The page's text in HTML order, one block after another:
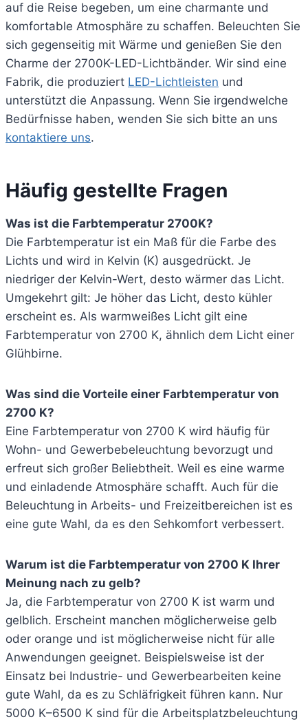
auf die Reise begeben, um eine charmante und
komfortable Atmosphäre zu schaffen. Beleuchten Sie
sich gegenseitig mit Wärme und genießen Sie den
Charme der 2700K-LED-Lichtbänder. Wir sind eine
Fabrik, die produziert LED-Lichtleisten und
unterstützt die Anpassung. Wenn Sie irgendwelche
Bedürfnisse haben, wenden Sie sich bitte an uns
kontaktiere uns.
Häufig gestellte Fragen
Was ist die Farbtemperatur 2700K?
Die Farbtemperatur ist ein Maß für die Farbe des
Lichts und wird in Kelvin (K) ausgedrückt. Je
niedriger der Kelvin-Wert, desto wärmer das Licht.
Umgekehrt gilt: Je höher das Licht, desto kühler
erscheint es. Als warmweißes Licht gilt eine
Farbtemperatur von 2700 K, ähnlich dem Licht einer
Glühbirne.
Was sind die Vorteile einer Farbtemperatur von
2700 K?
Eine Farbtemperatur von 2700 K wird häufig für
Wohn- und Gewerbebeleuchtung bevorzugt und
erfreut sich großer Beliebtheit. Weil es eine warme
und einladende Atmosphäre schafft. Auch für die
Beleuchtung in Arbeits- und Freizeitbereichen ist es
eine gute Wahl, da es den Sehkomfort verbessert.
Warum ist die Farbtemperatur von 2700 K Ihrer
Meinung nach zu gelb?
Ja, die Farbtemperatur von 2700 K ist warm und
gelblich. Erscheint manchen möglicherweise gelb
oder orange und ist möglicherweise nicht für alle
Anwendungen geeignet. Beispielsweise ist der
Einsatz bei Industrie- und Gewerbearbeiten keine
gute Wahl, da es zu Schläfrigkeit führen kann. Nur
5000 K–6500 K sind für die Arbeitsplatzbeleuchtung